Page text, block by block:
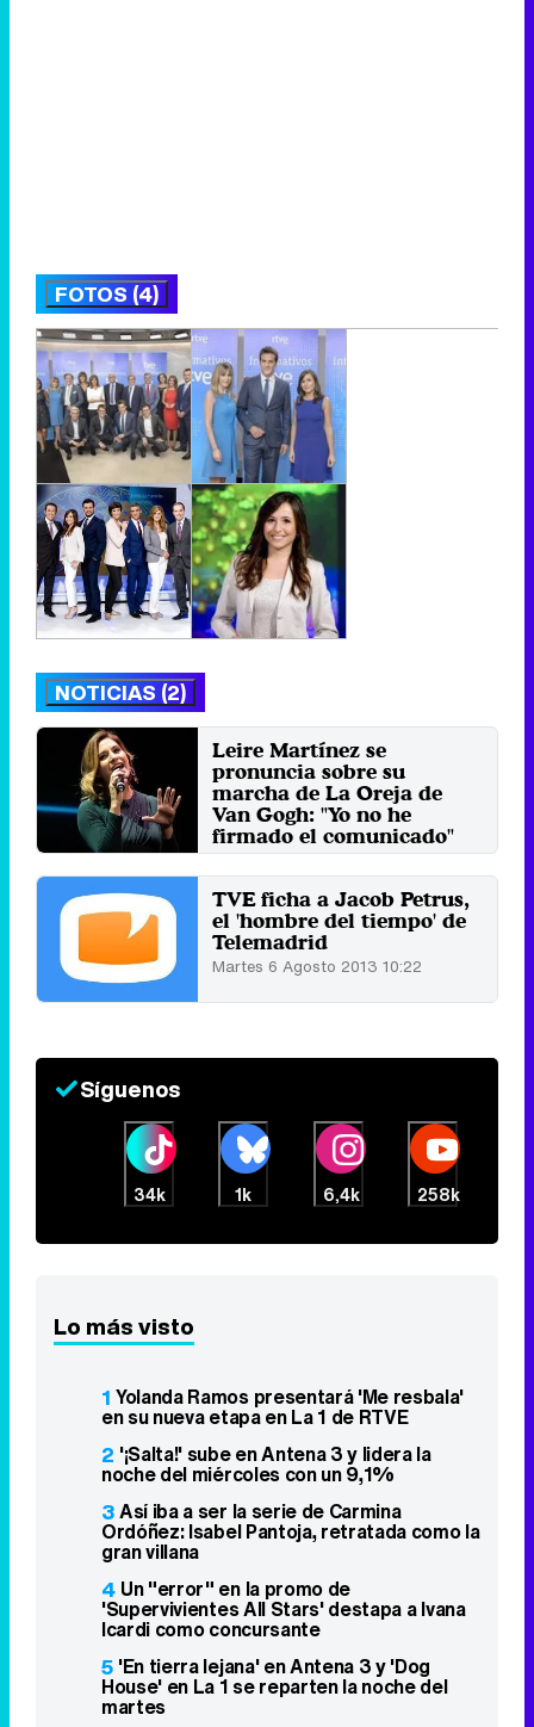
FOTOS (4)
NOTICIAS (2)
Leire Martínez se
pronuncia sobre su
marcha de La Oreja de
Van Gogh: "Yo no he
firmado el comunicado"
Martes 15 Octubre 2024 12:00
TVE ficha a Jacob Petrus,
el 'hombre del tiempo' de
Telemadrid
Martes 6 Agosto 2013 10:22
Síguenos
34k 1k 6,4k 258k
Lo más visto
1 Yolanda Ramos presentará 'Me resbala'
en su nueva etapa en La 1 de RTVE
2 '¡Salta!' sube en Antena 3 y lidera la
noche del miércoles con un 9,1%
3Así iba a ser la serie de Carmina
Ordóñez: Isabel Pantoja, retratada como la
gran villana
4 Un "error" en la promo de
'Supervivientes All Stars' destapa a Ivana
Icardi como concursante
5 'En tierra lejana' en Antena 3 y 'Dog
House' en La 1 se reparten la noche del
martes